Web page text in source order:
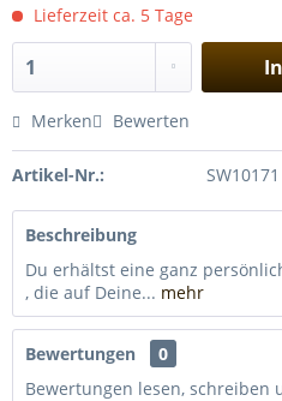
Lieferzeit ca. 5 Tage
Merken Bewerten
Artikel-Nr.: SW10171
Beschreibung
Du erhältst eine ganz
, die auf Deine... mehr
Bewertungen
0
Bewertungen lesen, schreiben